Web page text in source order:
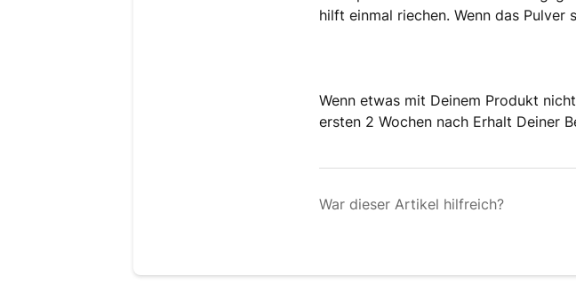
hilft einmal riechen.Wenn das Pulver
Wenn etwas mit Deinem Produkt
ersten 2 Wochen nach Erhalt Deiner
War dieser Artikel hilfreich?